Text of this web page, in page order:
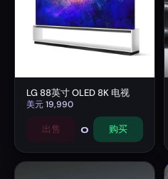
LG 88英寸 OLED 8K 电视
美元19,990
出售 0 购买